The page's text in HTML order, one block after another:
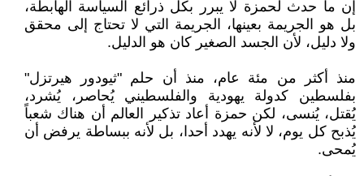
إن ما حدث لحمزة لا يبرر بكل ذرائع السياسة الهابطة،
بل هو الجريمة بعينها، الجريمة التي لا تحتاج إلى محقق
ولا دليل، لأن الجسد الصغير كان هو الدليل.
منذ أكثر من مئة عام، منذ أن حلم "ثيودور هيرتزل"
بفلسطين كدولة يهودية والفلسطيني يُحاصر، يُشرد،
يُقتل، يُنسى، لكن حمزة أعاد تذكير العالم أن هناك شعباً
يُذبح كل يوم، لا لأنه يهدد أحدا، بل لأنه ببساطة يرفض أن
يُمحى.